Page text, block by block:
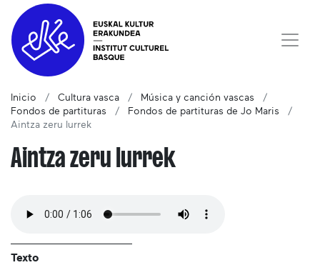
Inicio Cultura vasca
Música y canción vascas
Fondos de partituras
Fondos de partituras de Jo Maris
Aintza zeru lurrek
Aintza zeru lurrek
Texto